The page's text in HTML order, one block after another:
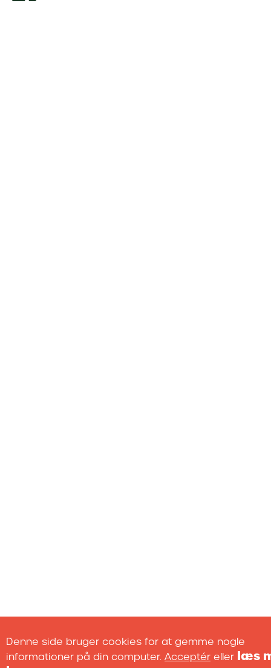
Denne side bruger cookies for at gemme nogle
informationer på din computer. Acceptér eller læs